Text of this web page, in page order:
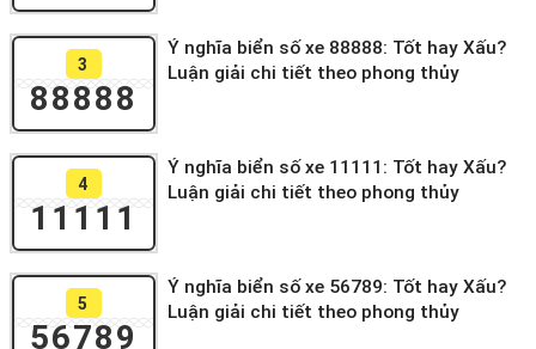
3
88888
Ý nghĩa biển số xe 88888: Tốt hay Xấu?
Luận giải chi tiết theo phong thủy
4
11111
Ý nghĩa biển số xe 11111: Tốt hay Xấu?
Luận giải chi tiết theo phong thủy
5
56789
Ý nghĩa biển số xe 56789: Tốt hay Xấu?
Luận giải chi tiết theo phong thủy